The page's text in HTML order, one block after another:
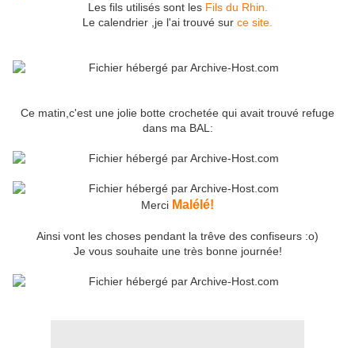
Les fils utilisés sont les Fils du Rhin.
Le calendrier ,je l'ai trouvé sur ce site.
Ce matin,c'est une jolie botte crochetée qui avait trouvé refuge
dans ma BAL:
Merci Malélé!
Ainsi vont les choses pendant la trêve des confiseurs :o)
Je vous souhaite une très bonne journée!